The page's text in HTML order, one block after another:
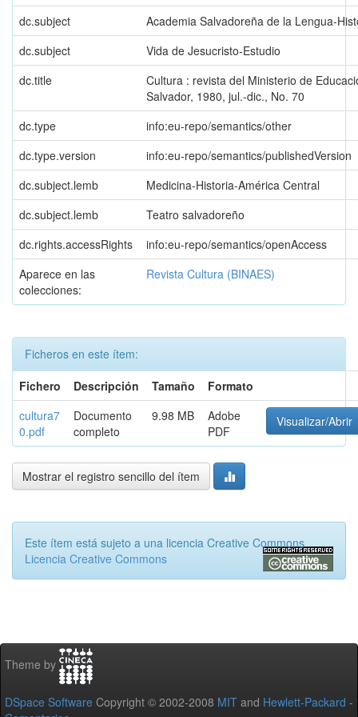
dc.subject
Academia Salvadoreña de la Lengua-
dc.subject
Vida de Jesucristo-Estudio
dc.title
Cultura : revista del Ministerio de
Salvador, 1980, jul.-dic., No. 70
dc.type
info:eu-repo/semantics/other
dc.type.version
info:eu-repo/semantics/publishedVersion
dc.subject.lemb
Medicina-Historia-América Central
dc.subject.lemb
Teatro salvadoreño
dc.rights.accessRights
info:eu-repo/semantics/openAccess
Aparece en las
colecciones:
Revista Cultura (BINAES)
Ficheros en este ítem:
Fichero
Descripción Tamaño
Formato
cultura7
0.pdf
Documento
completo
9.98 MB
Adobe
PDF
Visualizar/Abrir
Mostrar el registro sencillo del ítem
Este ítem está sujeto a una licencia Creative Commons
Licencia Creative Commons
Theme by
DSpace Software Copyright © 2002-2008 MIT and Hewlett-Packard -